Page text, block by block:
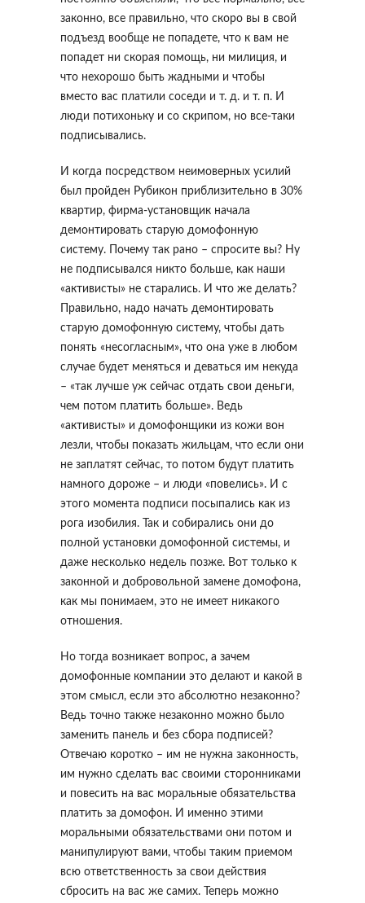
законно, все правильно, что скоро вы в свой
подъезд вообще не попадете, что к вам не
попадет ни скорая помощь, ни милиция, и
что нехорошо быть жадными и чтобы
вместо вас платили соседи и т. д. и т. п. И
люди потихоньку и со скрипом, но все-таки
подписывались.
И когда посредством неимоверных усилий
был пройден Рубикон приблизительно в 30%
квартир, фирма-установщик начала
демонтировать старую домофонную
систему. Почему так рано – спросите вы? Ну
не подписывался никто больше, как наши
«активисты» не старались. И что же делать?
Правильно, надо начать демонтировать
старую домофонную систему, чтобы дать
понять «несогласным», что она уже в любом
случае будет меняться и деваться им некуда
– «так лучше уж сейчас отдать свои деньги,
чем потом платить больше». Ведь
«активисты» и домофонщики из кожи вон
лезли, чтобы показать жильцам, что если они
не заплатят сейчас, то потом будут платить
намного дороже – и люди «повелись». И с
этого момента подписи посыпались как из
рога изобилия. Так и собирались они до
полной установки домофонной системы, и
даже несколько недель позже. Вот только к
законной и добровольной замене домофона,
как мы понимаем, это не имеет никакого
отношения.
Но тогда возникает вопрос, а зачем
домофонные компании это делают и какой в
этом смысл, если это абсолютно незаконно?
Ведь точно также незаконно можно было
заменить панель и без сбора подписей?
Отвечаю коротко – им не нужна законность,
им нужно сделать вас своими сторонниками
и повесить на вас моральные обязательства
платить за домофон. И именно этими
моральными обязательствами они потом и
манипулируют вами, чтобы таким приемом
всю ответственность за свои действия
сбросить на вас же самих. Теперь можно